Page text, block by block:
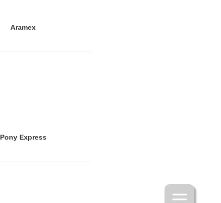
Aramex
Pony Express